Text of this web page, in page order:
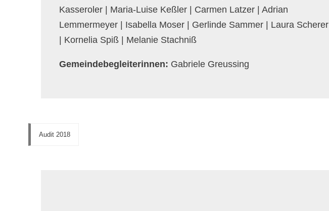
Kasseroler | Maria-Luise Keßler | Carmen Latzer | Adrian
Lemmermeyer | Isabella Moser | Gerlinde Sammer | Laura Scherer
| Kornelia Spiß | Melanie Stachniß
Gemeindebegleiterinnen: Gabriele Greussing
Audit 2018